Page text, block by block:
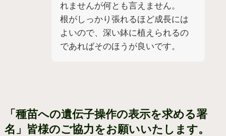
れませんが何とも言えません。
根がしっかり張れるほど成長には
よいので、深い鉢に植えられるの
であればそのほうが良いです。
「種苗への遺伝子操作の表示を求める署
名」皆様のご協力をお願いいたします。